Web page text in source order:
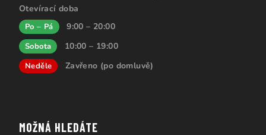
Otevírací doba
Po – Pá 9:00 – 20:00
Sobota 10:00 – 19:00
Neděle Zavřeno (po domluvě)
MOŽNÁ HLEDÁTE